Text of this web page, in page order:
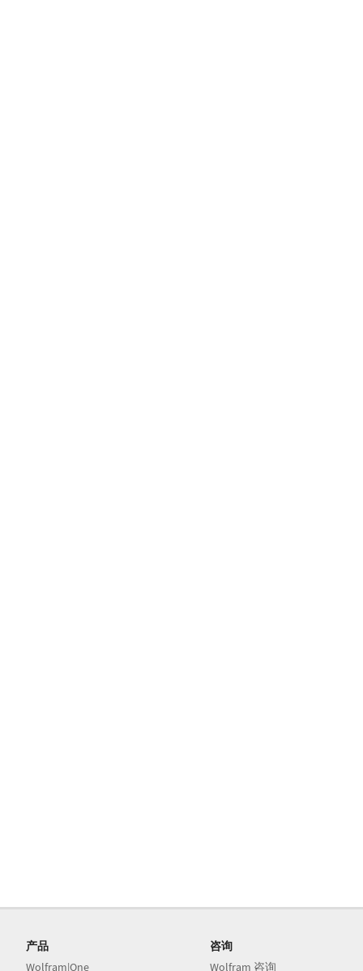
产品
Wolfram|One
咨询
Wolfram 咨询